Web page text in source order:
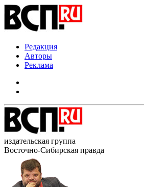
Редакция
Авторы
Реклама
издательская группа
Восточно-Сибирская правда